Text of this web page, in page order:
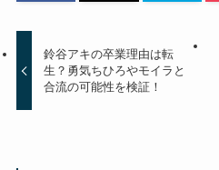
鈴谷アキの卒業理由は転
生？勇気ちひろやモイラと
合流の可能性を検証！